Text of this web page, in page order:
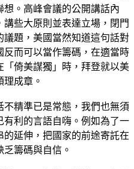
。高峰會議的公開講話內
些大原則並表達立場，閉門
題，美國當然知道這句話對
而可以當作籌碼，在適當時
「倚美謀獨」時，拜登就以美
成章。
不精準已是常態，我們也無須
利的言語自嗨。例如為了一
延伸，把國家的前途寄託在
籌碼與自信。